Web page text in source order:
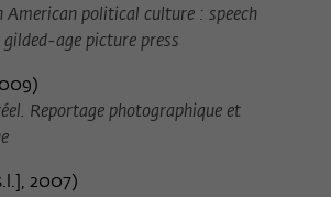
American political culture : speech
age picture press
)
Reportage photographique et
2007)